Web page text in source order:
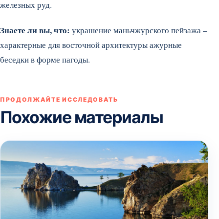
железных руд.
Знаете ли вы, что: украшение маньчжурского пейзажа –
характерные для восточной архитектуры ажурные
беседки в форме пагоды.
ПРОДОЛЖАЙТЕ ИССЛЕДОВАТЬ
Похожие материалы